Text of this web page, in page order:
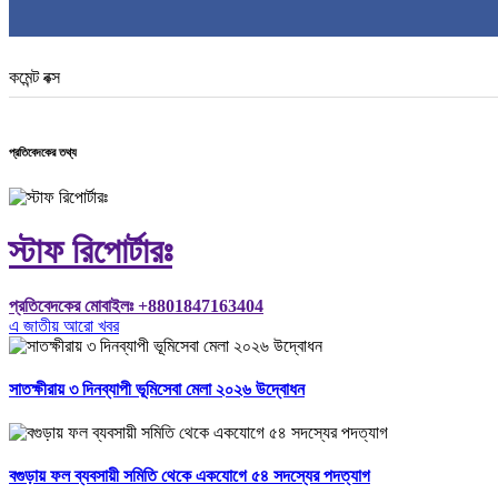
কমেন্ট বক্স
প্রতিবেদকের তথ্য
স্টাফ রিপোর্টারঃ
প্রতিবেদকের মোবাইলঃ +8801847163404
এ জাতীয় আরো খবর
সাতক্ষীরায় ৩ দিনব্যাপী ভূমিসেবা মেলা ২০২৬ উদ্বোধন
বগুড়ায় ফল ব্যবসায়ী সমিতি থেকে একযোগে ৫৪ সদস্যের পদত্যাগ